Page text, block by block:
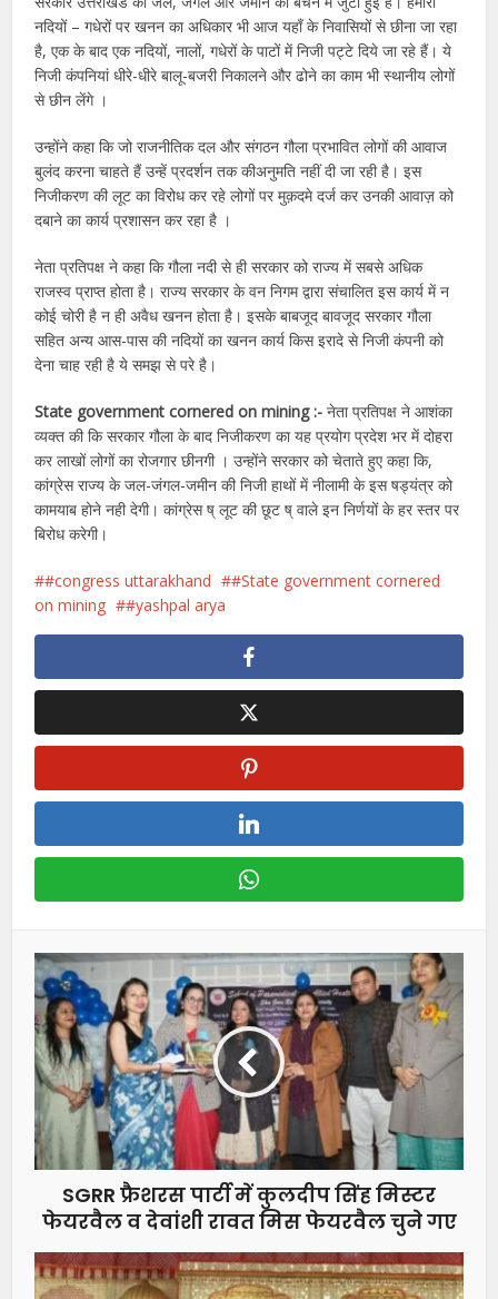
नदियों – गधेरों पर खनन का अधिकार भी आज यहाँ के निवासियों से छीना जा रहा
है, एक के बाद एक नदियों, नालों, गधेरों के पाटों में निजी पट्टे दिये जा रहे हैं। ये
निजी कंपनियां धीरे-धीरे बालू-बजरी निकालने और ढोने का काम भी स्थानीय लोगों
से छीन लेंगे ।
उन्होंने कहा कि जो राजनीतिक दल और संगठन गौला प्रभावित लोगों की आवाज
बुलंद करना चाहते हैं उन्हें प्रदर्शन तक कीअनुमति नहीं दी जा रही है। इस
निजीकरण की लूट का विरोध कर रहे लोगों पर मुक़दमे दर्ज कर उनकी आवाज़ को
दबाने का कार्य प्रशासन कर रहा है ।
नेता प्रतिपक्ष ने कहा कि गौला नदी से ही सरकार को राज्य में सबसे अधिक
राजस्व प्राप्त होता है। राज्य सरकार के वन निगम द्वारा संचालित इस कार्य में न
कोई चोरी है न ही अवैध खनन होता है। इसके बाबजूद बावजूद सरकार गौला
सहित अन्य आस-पास की नदियों का खनन कार्य किस इरादे से निजी कंपनी को
देना चाह रही है ये समझ से परे है।
State government cornered on mining :-नेता प्रतिपक्ष ने आशंका
व्यक्त की कि सरकार गौला के बाद निजीकरण का यह प्रयोग प्रदेश भर में दोहरा
कर लाखों लोगों का रोजगार छीनगी । उन्होंने सरकार को चेताते हुए कहा कि,
कांग्रेस राज्य के जल-जंगल-जमीन की निजी हाथों में नीलामी के इस षड्यंत्र को
कामयाब होने नही देगी। कांग्रेस ष् लूट की छूट ष् वाले इन निर्णयों के हर स्तर पर
बिरोध करेगी।
#congress uttarakhand
#State government cornered
on mining
#yashpal arya
SGRR फ्रैशरस पार्टी में कुलदीप सिंह मिस्टर
फेयरवैल व देवांशी रावत मिस फेयरवैल चुने गए